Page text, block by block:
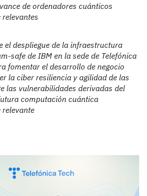
de ordenadores cuánticos
el despliegue de la infraestructura
safe de IBM en la sede de Telefónica
fomentar el desarrollo de negocio
la ciber resiliencia y agilidad de las
las vulnerabilidades derivadas del
computación cuántica